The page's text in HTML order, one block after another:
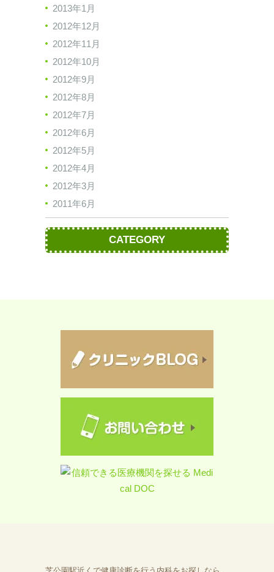
2013年1月
2012年12月
2012年11月
2012年10月
2012年9月
2012年8月
2012年7月
2012年6月
2012年5月
2012年4月
2012年3月
2011年6月
CATEGORY